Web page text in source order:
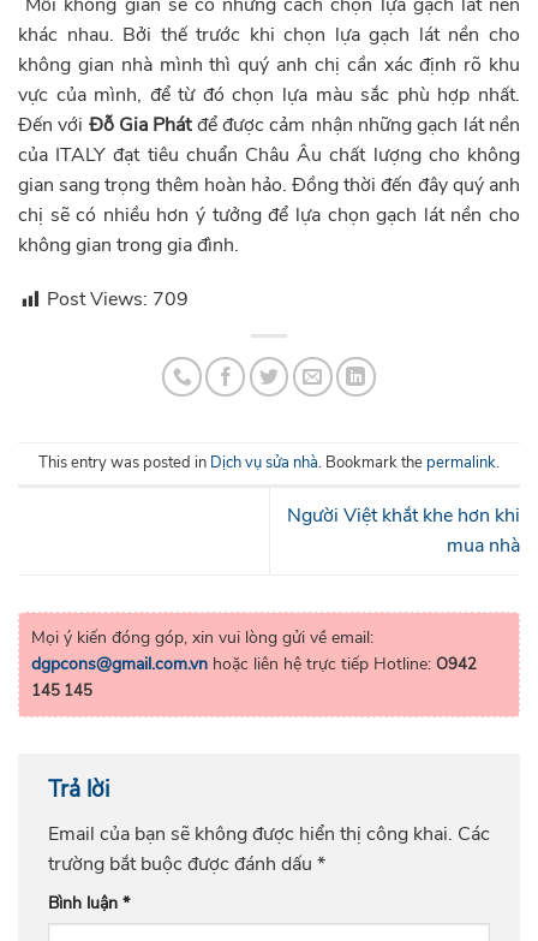
khác nhau. Bởi thế trước khi chọn lựa gạch lát nền cho
không gian nhà mình thì quý anh chị cần xác định rõ khu
vực của mình, để từ đó chọn lựa màu sắc phù hợp nhất.
Đến với Đỗ Gia Phátđể được cảm nhận những gạch lát nền
của ITALY đạt tiêu chuẩn Châu Âu chất lượng cho không
gian sang trọng thêm hoàn hảo. Đồng thời đến đây quý anh
chị sẽ có nhiều hơn ý tưởng để lựa chọn gạch lát nền cho
không gian trong gia đình.
Post Views: 709
This entry was posted in Dịch vụ sửa nhà. Bookmark the permalink.
Người Việt khắt khe hơn khi
mua nhà
Mọi ý kiến đóng góp, xin vui lòng gửi về email:
dgpcons@gmail.com.vn hoặc liên hệ trực tiếp Hotline: O942
145 145
Trả lời
Email của bạn sẽ không được hiển thị công khai. Các
trường bắt buộc được đánh dấu *
Bình luận *